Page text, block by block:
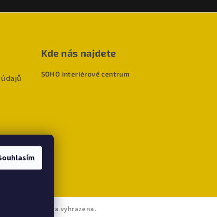
Kde nás najdete
SOHO interiérové centrum
. Všechna práva vyhrazena.